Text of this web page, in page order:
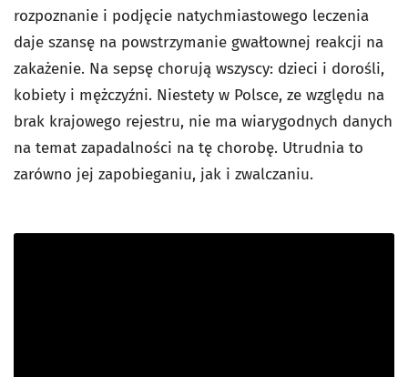
rozpoznanie i podjęcie natychmiastowego leczenia
daje szansę na powstrzymanie gwałtownej reakcji na
zakażenie. Na sepsę chorują wszyscy: dzieci i dorośli,
kobiety i mężczyźni. Niestety w Polsce, ze względu na
brak krajowego rejestru, nie ma wiarygodnych danych
na temat zapadalności na tę chorobę. Utrudnia to
zarówno jej zapobieganiu, jak i zwalczaniu.